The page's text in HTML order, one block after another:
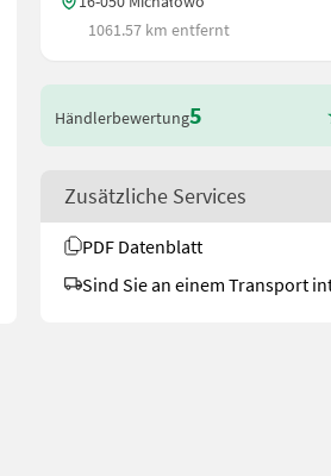
-
1061.57 km entfernt
Händlerbewertung5
Zusätzliche Services
PDF Datenblatt
Sind Sie an einem Transport